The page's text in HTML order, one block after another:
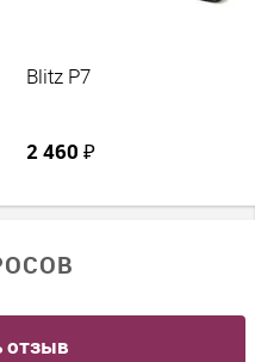
Blitz P7
2 460 ₽
отзыв